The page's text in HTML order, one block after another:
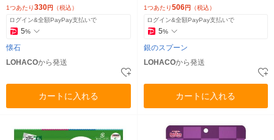
1つあたり330円 （税込）
ログイン&全額PayPay支払いで
5%
懐石
LOHACOから発送
カートに入れる
1つあたり506円 （税込）
ログイン&全額PayPay支払いで
5%
銀のスプーン
LOHACOから発送
カートに入れる